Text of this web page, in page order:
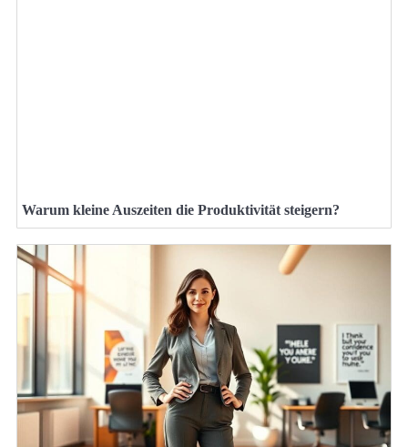
Warum kleine Auszeiten die Produktivität steigern?